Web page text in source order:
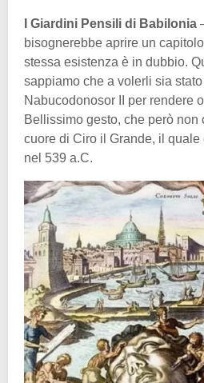
I Giardini Pensili di Babilonia
bisognerebbe aprire un
stessa esistenza è in dubbio.
sappiamo che a volerli sia
Nabucodonosor II per rendere
Bellissimo gesto, che però
cuore di Ciro il Grande, il
nel 539 a.C.